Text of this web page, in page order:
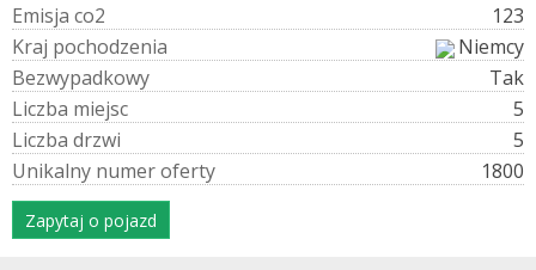
Emisja co2
123
Kraj pochodzenia
Niemcy
Bezwypadkowy
Tak
Liczba miejsc
5
Liczba drzwi
5
Unikalny numeroferty 1800
Zapytaj o pojazd